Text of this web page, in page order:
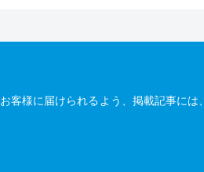
様に届けられるよう、掲載記事には、